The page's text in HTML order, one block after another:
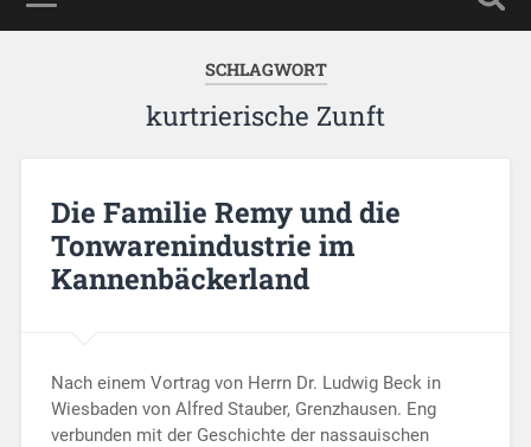
SCHLAGWORT
kurtrierische Zunft
Die Familie Remy und die
Tonwarenindustrie im
Kannenbäckerland
Nach einem Vortrag von Herrn Dr. Ludwig Beck in
Wiesbaden von Alfred Stauber, Grenzhausen. Eng
verbunden mit der Geschichte der nassauischen